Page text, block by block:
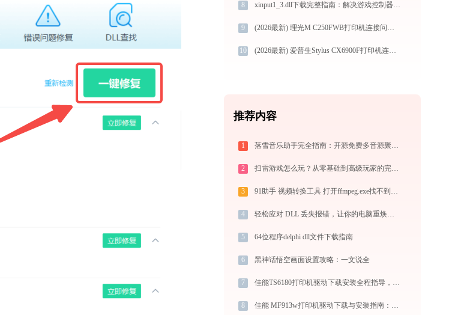
8 xinput1_3.dll下载完整指南：解决游戏控制器缺失问题｜官方免费32/64位版本
9 (2026最新) 理光M C250FWB打印机连接问题？解决方法详解 - 金山毒霸
10 (2026最新) 爱普生Stylus CX6900F打印机连接问题解决方案 - 金山毒霸
推荐内容
1 落雪音乐助手完全指南：开源免费多音源聚合音乐播放器的安装、配置与使用技巧（2026最新）
2 扫雷游戏怎么玩？从零基础到高级玩家的完全攻略（附必胜技巧）
3 91助手 视频转换工具 打开ffmpeg.exe找不到avdevice-58.dll怎么办
4 轻松应对 DLL 丢失报错，让你的电脑重焕生机-金山毒霸
5 64位程序delphi dll文件下载指南
6 黑神话悟空画面设置攻略：一文说全
7 佳能TS6180打印机驱动下载安装全程指导，轻松解决打印问题
8 佳能 MF913w打印机驱动下载与安装指南：一步步教您操作